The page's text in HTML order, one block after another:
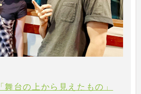
舞台の上から見えたもの」